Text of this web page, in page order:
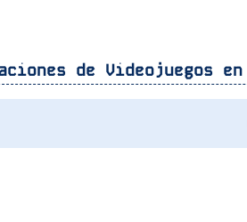
de Videojuegos en